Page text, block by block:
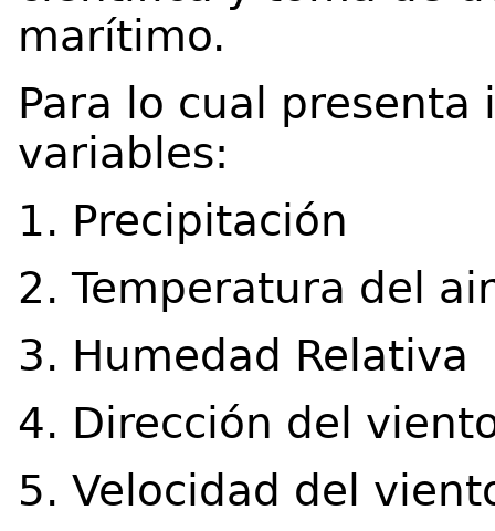
marítimo.
Para lo cual
variables:
1. Precipitación
2. Temperatura del
3. Humedad Relativa
4. Dirección del
5. Velocidad del